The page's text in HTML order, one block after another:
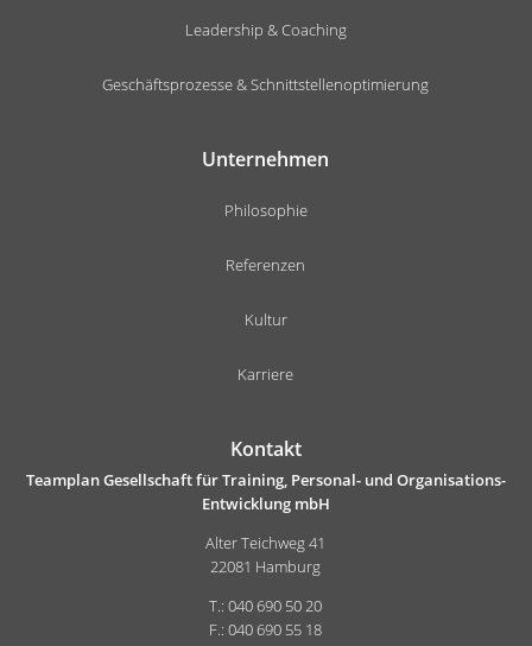
Leadership & Coaching
Geschäftsprozesse & Schnittstellenoptimierung
Unternehmen
Philosophie
Referenzen
Kultur
Karriere
Kontakt
Teamplan Gesellschaft für Training, Personal- und Organisations-
Entwicklung mbH
Alter Teichweg 41
22081 Hamburg
T.: 040 690 50 20
F.: 040 690 55 18